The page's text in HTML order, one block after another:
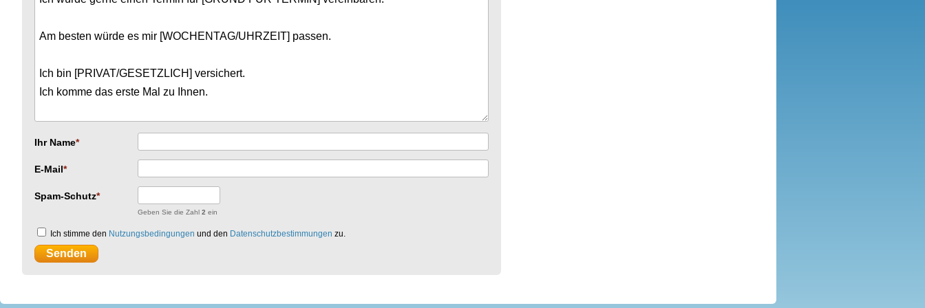
Ihr Name
E-Mail
Spam-Schutz
Geben Sie die Zahl 2 ein
Ich stimme den Nutzungsbedingungen und den Datenschutzbestimmungen zu.